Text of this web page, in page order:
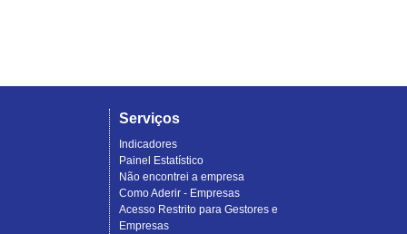
Serviços
Indicadores
Painel Estatístico
Não encontrei a empresa
Como Aderir - Empresas
Acesso Restrito para Gestores e
Empresas